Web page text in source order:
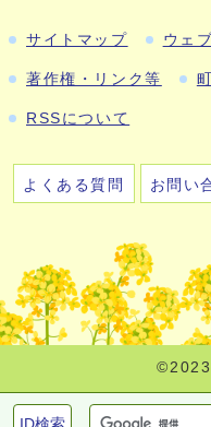
サイトマップ ウェ
著作権・リンク等
RSSについて
よくある質問 お問い
©2023